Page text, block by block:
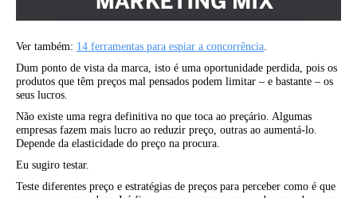
Ver também: 14 ferramentas para espiar a concorrência.
Dum ponto de vista da marca, isto é uma oportunidade perdida, pois os
produtos que têm preços mal pensados podem limitar – e bastante – os
seus lucros.
Não existe uma regra definitiva no que toca ao preçário. Algumas
empresas fazem mais lucro ao reduzir preço, outras ao aumentá-lo.
Depende da elasticidade do preço na procura.
Eu sugiro testar.
Teste diferentes preço e estratégias de preços para perceber como é que